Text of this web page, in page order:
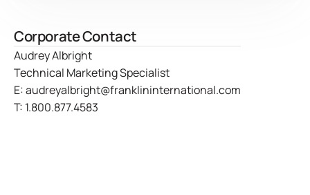
Corporate Contact
Audrey Albright
Technical Marketing Specialist
E:audreyalbright@franklininternational.com
T: 1.800.877.4583